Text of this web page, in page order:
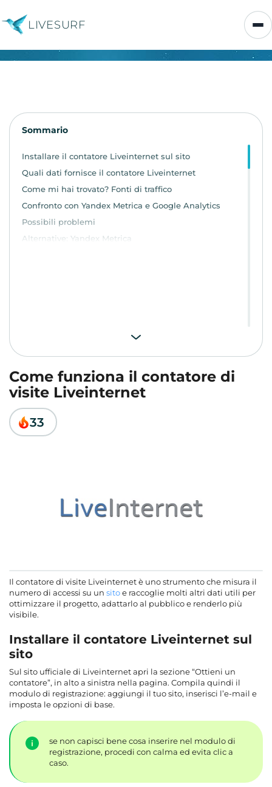
LIVESURF
Sommario
Installare il contatore Liveinternet sul sito
Quali dati fornisce il contatore Liveinternet
Come mi hai trovato? Fonti di traffico
Confronto con Yandex Metrica e Google Analytics
Possibili problemi
Alternative: Yandex Metrica
Come funziona il contatore di
visite Liveinternet
33
Il contatore di visite Liveinternet è uno strumento che misura il
numero di accessi su un sitoe raccoglie molti altri dati utili per
ottimizzare il progetto, adattarlo al pubblico e renderlo più
visibile.
Installare il contatore Liveinternet sul
sito
Sul sito ufficiale di Liveinternet apri la sezione “Ottieni un
contatore”, in alto a sinistra nella pagina. Compila quindi il
modulo di registrazione: aggiungi il tuo sito, inserisci l’e-mail e
imposta le opzioni di base.
se non capisci bene cosa inserire nel modulo di
registrazione, procedi con calma ed evita clic a
caso.